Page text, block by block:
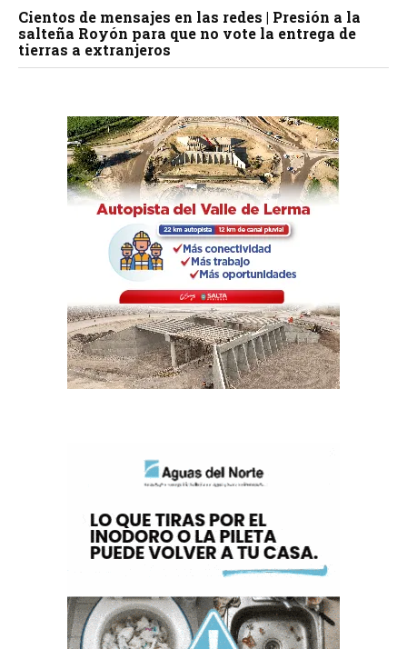
Cientos de mensajes en las redes | Presión a la
salteña Royón para que no vote la entrega de
tierras a extranjeros